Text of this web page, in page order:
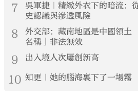
7
吳軍捷｜精緻外衣下的暗流：
史認識與滲透風險
8
外交部：藏南地區是中國領
名稱」非法無效
9 出入境人次屢創新高
10 知更｜她的腦海裏下了一場霧